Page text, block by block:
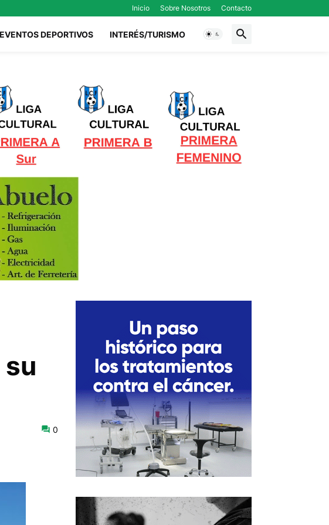
Inicio Sobre Nosotros Contacto
EVENTOS DEPORTIVOS INTERÉS/TURISMO
0